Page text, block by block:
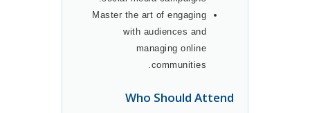
Master the art of engaging
with audiences and
managing online
communities.
Who Should Attend